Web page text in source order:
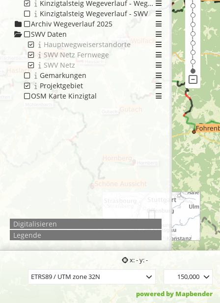
Kinzigtalsteig Wegeverlauf - Wegequalität
Kinzigtalsteig Wegeverlauf - SWV
Archiv Wegeverlauf 2025
SWV Daten
Hauptwegweiserstandorte
SWV Netz Fernwege
SWV Netz
Gemarkungen
Projektgebiet
OSM Karte Kinzigtal
Digitalisieren
Legende
x: - y: -
ETRS89 / UTM zone 32N
150,000
powered by Mapbender